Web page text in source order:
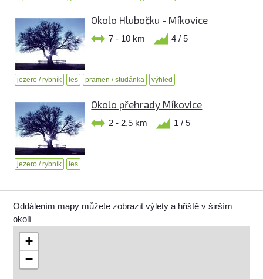
Okolo Hlubočku - Míkovice
7 - 10 km 4 / 5
jezero / rybník les pramen / studánka výhled
Okolo přehrady Míkovice
2 - 2,5 km 1 / 5
jezero / rybník les
Oddálením mapy můžete zobrazit výlety a hřiště v širším
okolí
+
−